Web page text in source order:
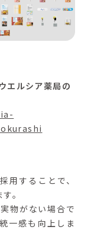
エルシア薬局の
用することで、
。
物がない場合で
一感も向上しま